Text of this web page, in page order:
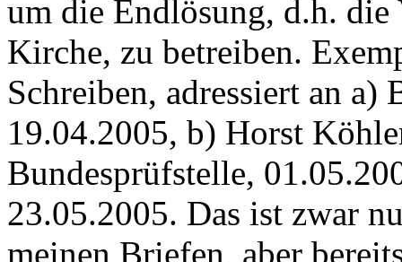
um die Endlösung, d.h.
Kirche, zu betreiben.
Schreiben, adressiert an
19.04.2005, b) Horst
Bundesprüfstelle,
23.05.2005. Das ist zwar
meinen Briefen, aber